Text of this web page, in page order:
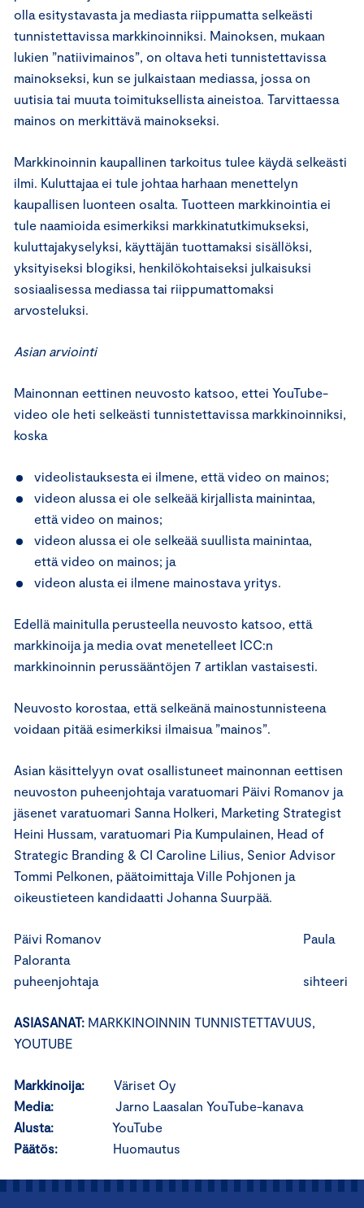
olla esitystavasta ja mediasta riippumatta selkeästi
tunnistettavissa markkinoinniksi. Mainoksen, mukaan
lukien ”natiivimainos”, on oltava heti tunnistettavissa
mainokseksi, kun se julkaistaan mediassa, jossa on
uutisia tai muuta toimituksellista aineistoa. Tarvittaessa
mainos on merkittävä mainokseksi.
Markkinoinnin kaupallinen tarkoitus tulee käydä selkeästi
ilmi. Kuluttajaa ei tule johtaa harhaan menettelyn
kaupallisen luonteen osalta. Tuotteen markkinointia ei
tule naamioida esimerkiksi markkinatutkimukseksi,
kuluttajakyselyksi, käyttäjän tuottamaksi sisällöksi,
yksityiseksi blogiksi, henkilökohtaiseksi julkaisuksi
sosiaalisessa mediassa tai riippumattomaksi
arvosteluksi.
Asian arviointi
Mainonnan eettinen neuvosto katsoo, ettei YouTube-
video ole heti selkeästi tunnistettavissa markkinoinniksi,
koska
videolistauksesta ei ilmene, että video on mainos;
videon alussa ei ole selkeää kirjallista mainintaa,
että video on mainos;
videon alussa ei ole selkeää suullista mainintaa,
että video on mainos; ja
videon alusta ei ilmene mainostava yritys.
Edellä mainitulla perusteella neuvosto katsoo, että
markkinoija ja media ovat menetelleet ICC:n
markkinoinnin perussääntöjen 7 artiklan vastaisesti.
Neuvosto korostaa, että selkeänä mainostunnisteena
voidaan pitää esimerkiksi ilmaisua ”mainos”.
Asian käsittelyyn ovat osallistuneet mainonnan eettisen
neuvoston puheenjohtaja varatuomari Päivi Romanov ja
jäsenet varatuomari Sanna Holkeri, Marketing Strategist
Heini Hussam, varatuomari Pia Kumpulainen, Head of
Strategic Branding & CI Caroline Lilius, Senior Advisor
Tommi Pelkonen, päätoimittaja Ville Pohjonen ja
oikeustieteen kandidaatti Johanna Suurpää.
Päivi Romanov Paula
Paloranta
puheenjohtaja sihteeri
ASIASANAT: MARKKINOINNIN TUNNISTETTAVUUS,
YOUTUBE
Markkinoija: Väriset Oy
Media: Jarno Laasalan YouTube-kanava
Alusta: YouTube
Päätös: Huomautus